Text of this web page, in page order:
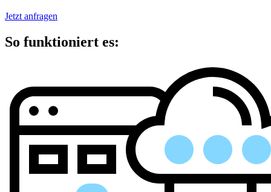
Jetzt anfragen
So funktioniert es: